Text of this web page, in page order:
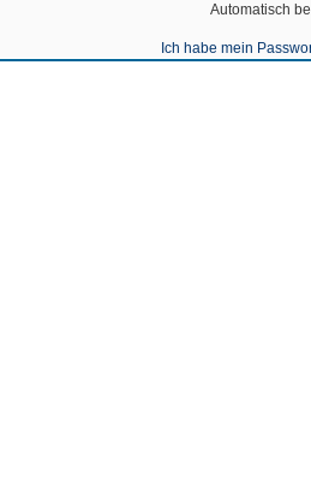
Automatisch
Ich habe mein